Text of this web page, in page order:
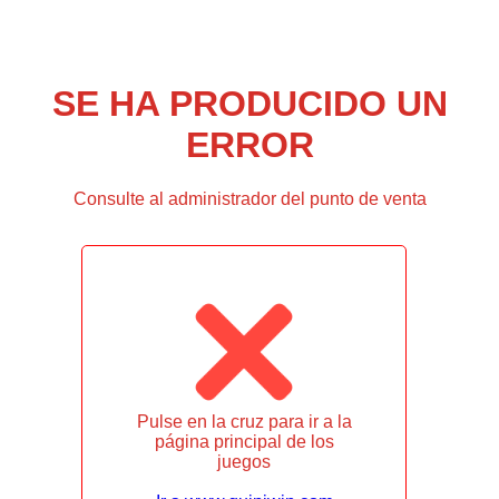
SE HA PRODUCIDO UN
ERROR
Consulte al administrador del punto de venta
Pulse en la cruz para ir a la
página principal de los
juegos